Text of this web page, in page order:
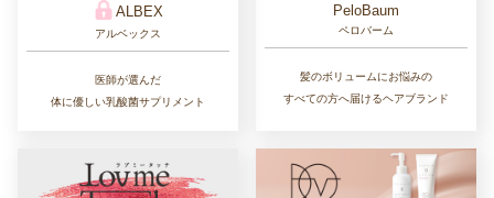
ALBEX
アルベックス
医師が選んだ
体に優しい乳酸菌サプリメント
PeloBaum
ペロバーム
髪のボリュームにお悩みの
すべての方へ届けるヘアブランド